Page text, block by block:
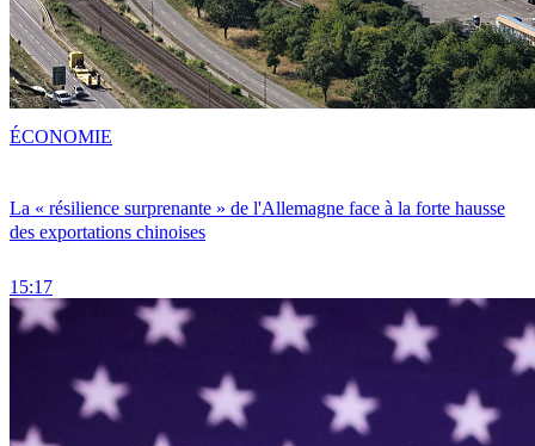
La « résilience surprenante » de l'Allemagne face à la forte hausse
des exportations chinoises
15:17
ÉCONOMIE